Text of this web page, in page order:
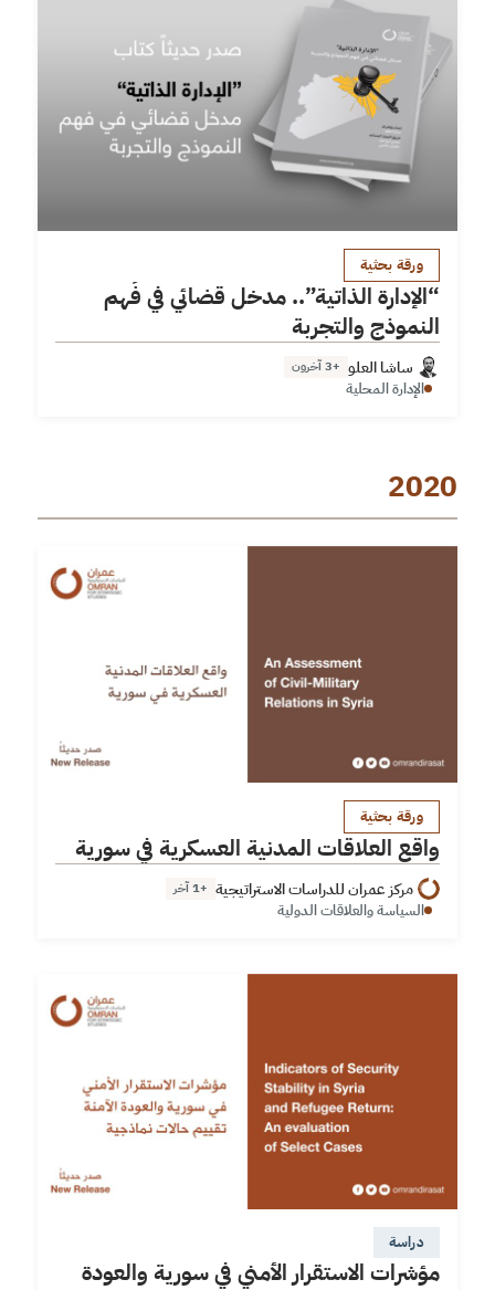
ورقة بحثية
“الإدارة الذاتية”.. مدخل قضائي في فَهم
النموذج والتجربة
ساشا العلو +3 آخرون
الإدارة المحلية
2020
ورقة بحثية
واقع العلاقات المدنية العسكرية في سورية
مركز عمران للدراسات الاستراتيجية +1 آخر
السياسة والعلاقات الدولية
دراسة
مؤشرات الاستقرار الأمني في سورية والعودة